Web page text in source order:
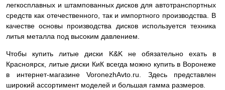
легкосплавных и штампованных дисков для автотранспортных
средств как отечественного, так и импортного производства. В
качестве основы производства дисков используется техника
литья металла под высоким давлением.
Чтобы купить литые диски K&K не обязательно ехать в
Красноярск, литые диски КиК всегда можно купить в Воронеже
в интернет-магазине VoronezhAvto.ru. Здесь представлен
широкий ассортимент моделей и большая гамма размеров.